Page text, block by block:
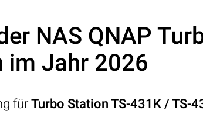
NAS QNAP
im Jahr 2026
fürTurbo Station TS-431K / TS-